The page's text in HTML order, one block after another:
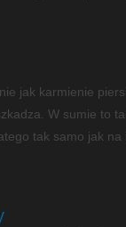
jak karmienie
W sumie to
tak samo jak